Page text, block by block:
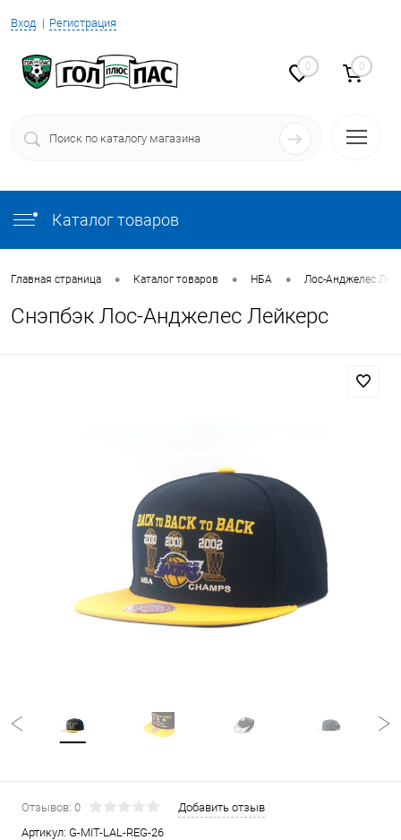
Вход Регистрация
0 0
Каталог товаров
Главная страница • Каталог товаров • НБА • Лос-Анд­же­лес
Снэпбэк Лос-Анджелес Лейкерс
Отзывов: 0
Добавить отзыв
Артикул: G-MIT-LAL-REG-26